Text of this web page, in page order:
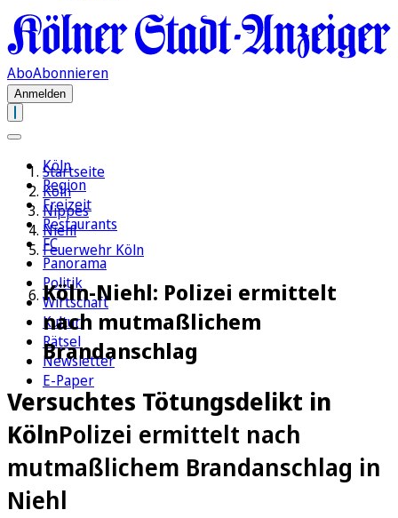
AboAbonnieren
Anmelden
Köln
Region
Freizeit
Restaurants
FC
Panorama
Politik
Wirtschaft
Kultur
Rätsel
Newsletter
E-Paper
Startseite
Köln
Nippes
Niehl
Feuerwehr Köln
Köln-Niehl: Polizei ermittelt
nach mutmaßlichem
Brandanschlag
Versuchtes Tötungsdelikt in
KölnPolizei ermittelt nach
mutmaßlichem Brandanschlag in
Niehl